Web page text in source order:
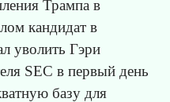
Трампа в
кандидат в
уволить Гэри
SEC в первый день
базу для